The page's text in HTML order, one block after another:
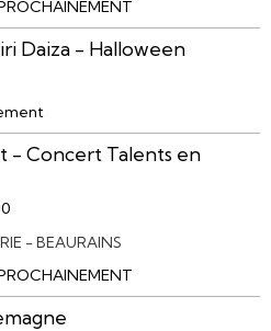
Daiza - Halloween
- Concert Talents en
- BEAURAINS